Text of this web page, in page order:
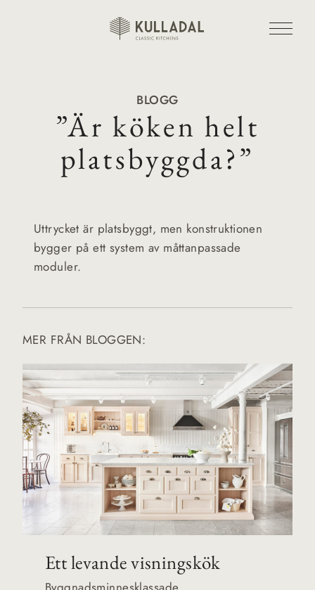
BLOGG
”Är köken helt
platsbyggda?”
Uttrycket är platsbyggt, men konstruktionen
bygger på ett system av måttanpassade
moduler.
MER FRÅN BLOGGEN:
Ett levande visningskök